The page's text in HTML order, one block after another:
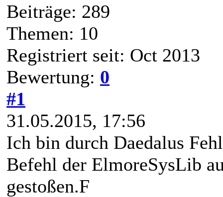
Beiträge: 289
Themen: 10
Registriert seit: Oct 2013
Bewertung: 0
#1
31.05.2015, 17:56
Ich bin durch Daedalus
Befehl der ElmoreSysLib
gestoßen.F